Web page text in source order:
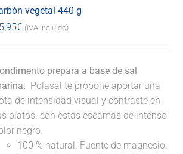
vegetal 440 g
€ (IVA incluido)
prepara a base de sal
Polasal te propone aportar una
de intensidad visual y contraste en
platos. con estas escamas de intenso
negro.
100 % natural. Fuente de magnesio.